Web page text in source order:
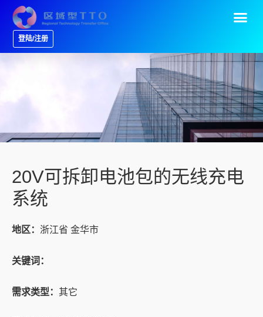
登陆/注册
20V可拆卸电池包的无线充电
系统
地区： 浙江省 金华市
关键词：
需求类型： 其它